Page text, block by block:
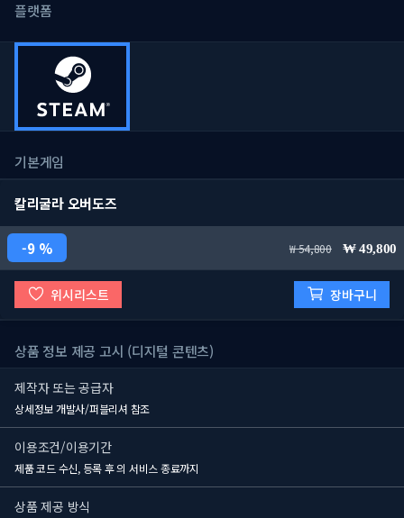
플랫폼
기본게임
칼리굴라 오버도즈
9 % 54,800 49,800
위시리스트 장바구니
상품 정보 제공 고시 (디지털 콘텐츠)
제작자 또는 공급자
상세정보 개발사/퍼블리셔 참조
이용조건/이용기간
제품 코드 수신, 등록 후의 서비스 종료까지
상품 제공 방식